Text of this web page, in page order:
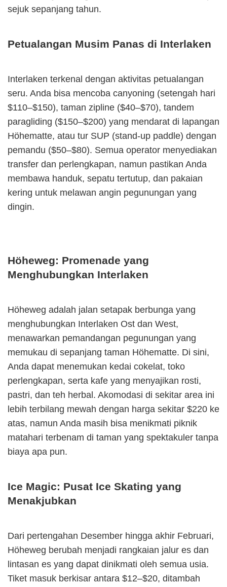
sejuk sepanjang tahun.
Petualangan Musim Panas di Interlaken
Interlaken terkenal dengan aktivitas petualangan
seru. Anda bisa mencoba canyoning (setengah hari
$110–$150), taman zipline ($40–$70), tandem
paragliding ($150–$200) yang mendarat di lapangan
Höhematte, atau tur SUP (stand-up paddle) dengan
pemandu ($50–$80). Semua operator menyediakan
transfer dan perlengkapan, namun pastikan Anda
membawa handuk, sepatu tertutup, dan pakaian
kering untuk melawan angin pegunungan yang
dingin.
Höheweg: Promenade yang
Menghubungkan Interlaken
Höheweg adalah jalan setapak berbunga yang
menghubungkan Interlaken Ost dan West,
menawarkan pemandangan pegunungan yang
memukau di sepanjang taman Höhematte. Di sini,
Anda dapat menemukan kedai cokelat, toko
perlengkapan, serta kafe yang menyajikan rosti,
pastri, dan teh herbal. Akomodasi di sekitar area ini
lebih terbilang mewah dengan harga sekitar $220 ke
atas, namun Anda masih bisa menikmati piknik
matahari terbenam di taman yang spektakuler tanpa
biaya apa pun.
Ice Magic: Pusat Ice Skating yang
Menakjubkan
Dari pertengahan Desember hingga akhir Februari,
Höheweg berubah menjadi rangkaian jalur es dan
lintasan es yang dapat dinikmati oleh semua usia.
Tiket masuk berkisar antara $12–$20, ditambah